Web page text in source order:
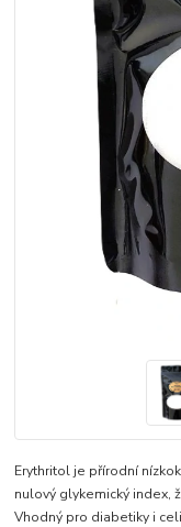
Erythritol je přírodní
nulový glykemický index,
Vhodný pro diabetiky i